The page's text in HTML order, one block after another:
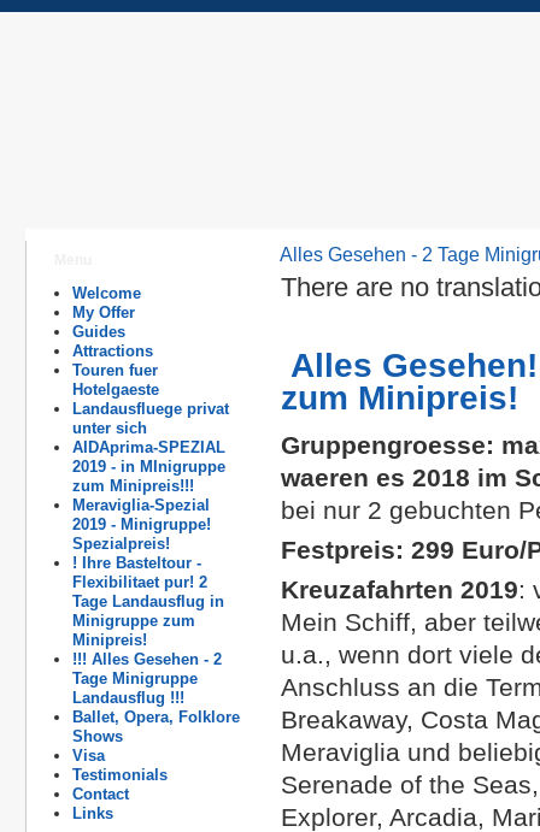
Welcome
My Offer
Guides
Attractions
Touren fuer
Hotelgaeste
Landausfluege privat
unter sich
AIDAprima-SPEZIAL
2019 - in MInigruppe
zum Minipreis!!!
Meraviglia-Spezial
2019 - Minigruppe!
Spezialpreis!
! Ihre Basteltour -
Flexibilitaet pur! 2
Tage Landausflug in
Minigruppe zum
Minipreis!
!!! Alles Gesehen - 2
Tage Minigruppe
Landausflug !!!
Ballet, Opera, Folklore
Shows
Visa
Testimonials
Contact
Links
Alles Gesehen - 2 Tage
There are no
Alles
zum Minipreis!
Gruppengroesse:
waeren es 2018 im
bei nur 2 gebuchten
Festpreis: 299 Euro/
Kreuzafahrten 2019:
Mein Schiff, aber
u.a., wenn dort viele
Anschluss an die
Breakaway, Costa
Meraviglia und
Serenade of the
Explorer, Arcadia,